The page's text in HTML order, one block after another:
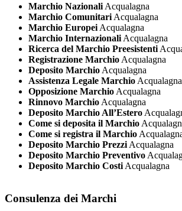
Marchio Nazionali Acqualagna
Marchio Comunitari Acqualagna
Marchio Europei Acqualagna
Marchio Internazionali Acqualagna
Ricerca del Marchio Preesistenti
Registrazione Marchio Acqualagna
Deposito Marchio Acqualagna
Assistenza Legale Marchio Acqualagna
Opposizione Marchio Acqualagna
Rinnovo Marchio Acqualagna
Deposito Marchio All’Estero
Come si deposita il Marchio
Come si registra il Marchio
Deposito Marchio Prezzi Acqualagna
Deposito Marchio Preventivo
Deposito Marchio Costi Acqualagna
Consulenza dei Marchi